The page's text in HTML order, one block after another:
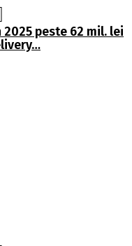
peste 62 mil. lei